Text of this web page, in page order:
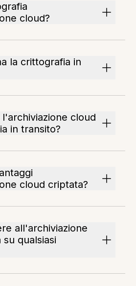
cloud?
la crittografia in
cloud
in transito?
cloud criptata?
all'archiviazione
qualsiasi